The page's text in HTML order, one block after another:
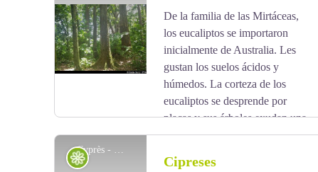
De la familia de las Mirtáceas,
los eucaliptos se importaron
inicialmente de Australia. Les
gustan los suelos ácidos y
húmedos. La corteza de los
eucaliptos se desprende por
placas y sus árboles exudan una
resina roja cuando están heridos.
Cyprès - Emilie Savy / PNG
Flora Cipreses